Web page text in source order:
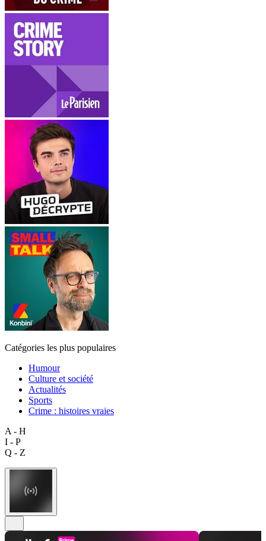
Catégories les plus populaires
Humour
Culture et société
Actualités
Sports
Crime : histoires vraies
A - H
I - P
Q - Z